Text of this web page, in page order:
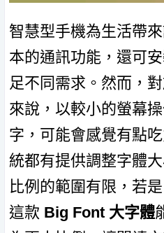
智慧型手機為生活帶
本的通訊功能，還可
足不同需求。然而，
來說，以較小的螢幕
字，可能會感覺有點
統都有提供調整字體
比例的範圍有限，若
這款 Big Font 大字體